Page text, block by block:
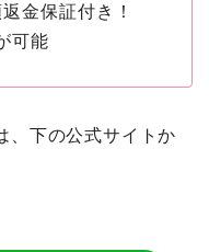
金保証付き！
可能
、下の公式サイトか